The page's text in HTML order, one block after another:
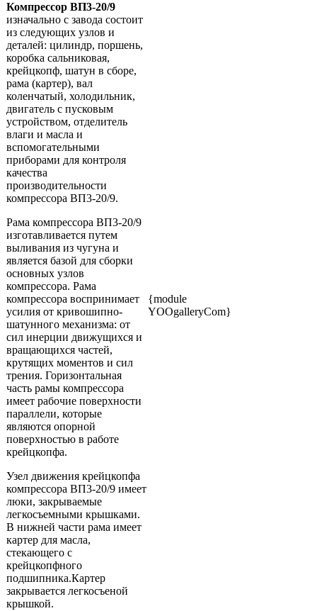
Компрессор ВП3-20/9
изначально с завода состоит
из следующих узлов и
деталей: цилиндр, поршень,
коробка сальниковая,
крейцкопф, шатун в сборе,
рама (картер), вал
коленчатый, холодильник,
двигатель с пусковым
устройством, отделитель
влаги и масла и
вспомогательными
приборами для контроля
качества
производительности
компрессора ВП3-20/9.
Рама компрессора ВП3-20/9
изготавливается путем
выливания из чугуна и
является базой для сборки
основных узлов
компрессора. Рама
компрессора воспринимает
усилия от кривошипно-
шатунного механизма: от
сил инерции движущихся и
вращающихся частей,
крутящих моментов и сил
трения. Горизонтальная
часть рамы компрессора
имеет рабочие поверхности
параллели, которые
являются опорной
поверхностью в работе
крейцкопфа.
Узел движения крейцкопфа
компрессора ВП3-20/9 имеет
люки, закрываемые
легкосъемными крышками.
В нижней части рама имеет
картер для масла,
стекающего с
крейцкопфного
подшипника.Картер
закрывается легкосъеной
крышкой.
{module
YOOgalleryCom}